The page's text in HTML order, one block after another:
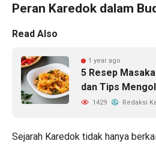
Peran Karedok dalam
Read Also
1 year ago
5 Resep
dan Tips
1429 Redaksi
Sejarah Karedok tidak hanya